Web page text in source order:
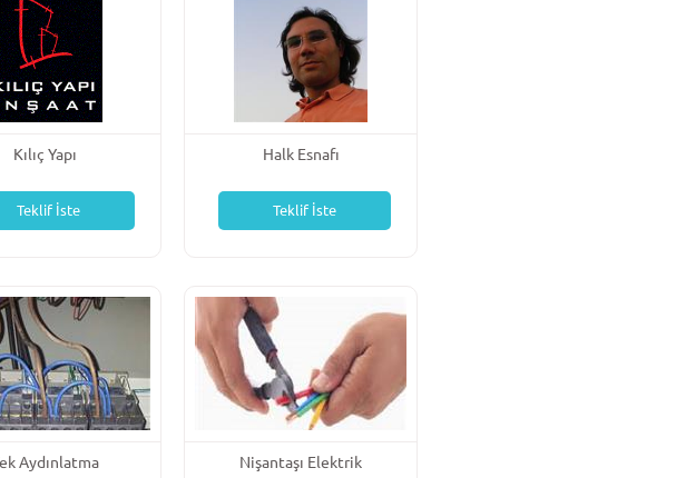
Kılıç Yapı
Teklif İste
Halk Esnafı
Teklif İste
Aydınlatma Nişantaşı Elektrik